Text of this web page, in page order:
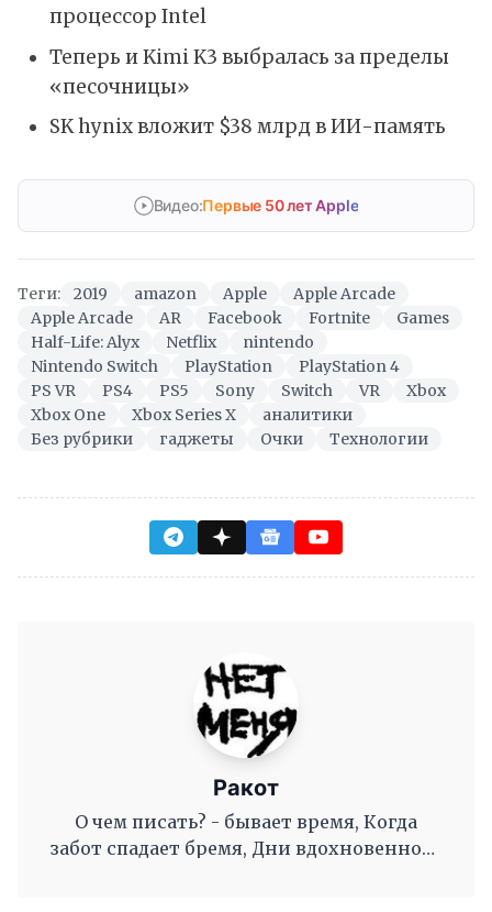
процессор Intel
Теперь и Kimi K3 выбралась за пределы
«песочницы»
SK hynix вложит $38 млрд в ИИ-память
Видео:Первые 50 лет Apple
Теги: 2019 amazon Apple
Apple Arcade
Apple Arcade
AR Facebook Fortnite
Games
Half-Life: Alyx
Netflix
nintendo
Nintendo Switch
PlayStation
PlayStation 4
PS VR
PS4 PS5 Sony Switch VR
Xbox
Xbox One
Xbox Series X
аналитики
Без рубрики
гаджеты Очки Технологии
Ракот
О чем писать? - бывает время, Когда
забот спадает бремя, Дни вдохновенного